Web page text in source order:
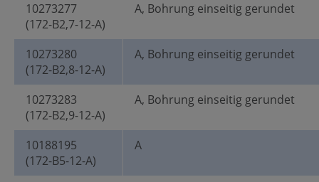
10273277
(172-B2,7-12-A)
A, Bohrung einseitig gerundet
10273280
(172-B2,8-12-A)
A, Bohrung einseitig gerundet
10273283
(172-B2,9-12-A)
A, Bohrung einseitig gerundet
10188195
(172-B5-12-A)
A